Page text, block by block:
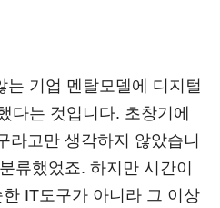
는 기업 멘탈모델에 디지털
다는 것입니다. 초창기에
라고만 생각하지 않았습니
류했었죠. 하지만 시간이
IT도구가 아니라 그 이상